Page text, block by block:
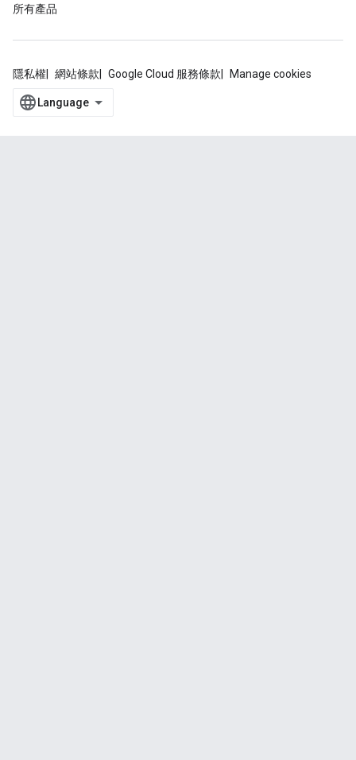
所有產品
隱私權 網站條款 Google Cloud 服務條款 Manage cookies